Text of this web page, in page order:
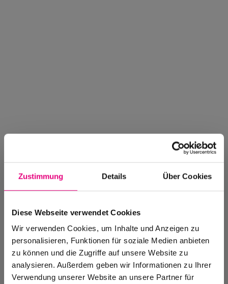
Zustimmung Details Über Cookies
Diese Webseite verwendet Cookies
Wir verwenden Cookies, um Inhalte und Anzeigen zu
personalisieren, Funktionen für soziale Medien anbieten
zu können und die Zugriffe auf unsere Website zu
analysieren. Außerdem geben wir Informationen zu Ihrer
Verwendung unserer Website an unsere Partner für